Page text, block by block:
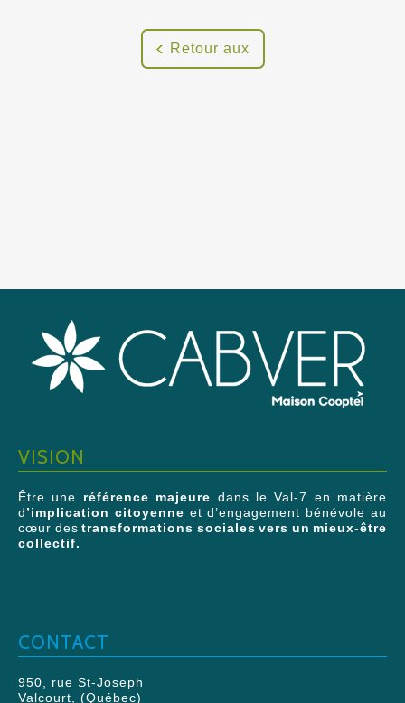
Retour aux
VISION
Être une référence majeure dans le Val-7 en matière
d’implication citoyenne et d’engagement bénévole au
cœur des transformations sociales vers un mieux-être
collectif.
CONTACT
950, rue St-Joseph
Valcourt, (Québec)